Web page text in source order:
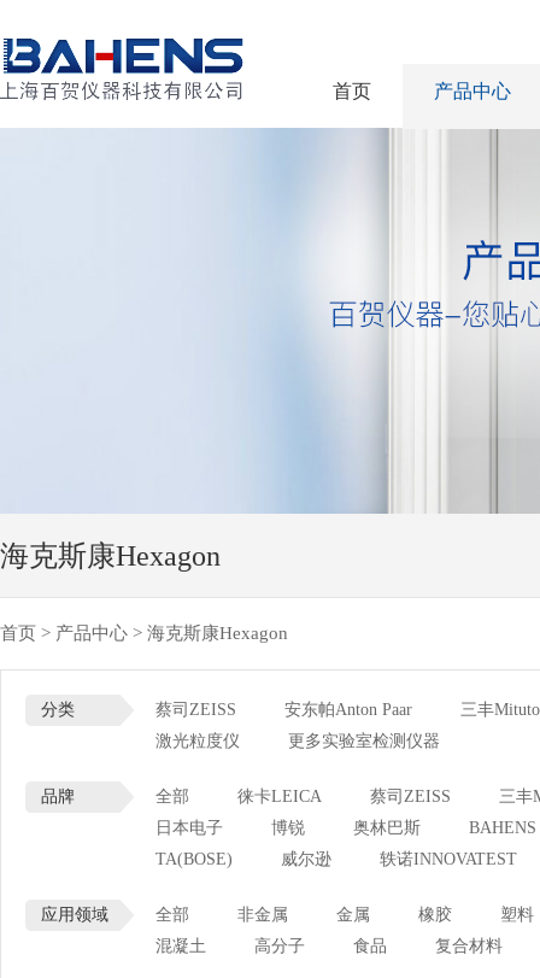
首页 产品中心
海克斯康Hexagon
首页 > 产品中心 > 海克斯康Hexagon
分类 蔡司ZEISS 安东帕Anton Paar
三丰
激光粒度仪
更多实验室检测仪器
品牌 全部 徕卡LEICA 蔡司ZEISS
三丰
日本电子
博锐 奥林巴斯
BAHENS
TA(BOSE)
威尔逊 轶诺INNOVATEST
应用领域 全部 非金属 金属 橡胶
塑料
混凝土
高分子 食品 复合材料